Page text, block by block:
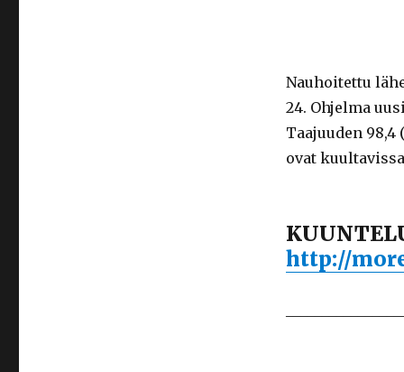
Nauhoitettu
24. Ohjelma
Taajuuden
ovat
http://